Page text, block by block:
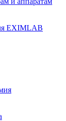
EXIMLAB